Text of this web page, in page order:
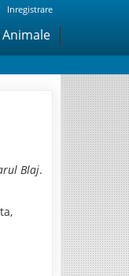
Inregistrare
Blaj.